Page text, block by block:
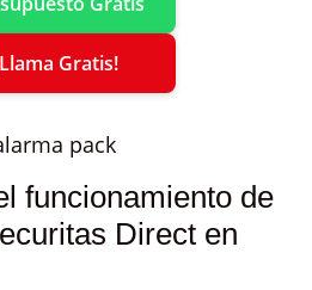
Gratis!
funcionamiento de
Direct en